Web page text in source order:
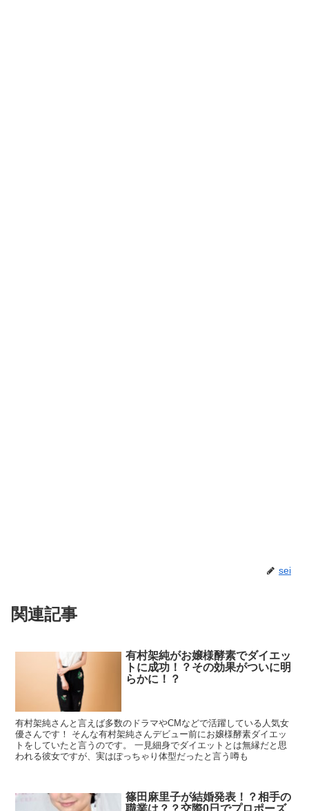
sei
関連記事
有村架純がお嬢様酵素でダイエッ
トに成功！？その効果がついに明
らかに！？
有村架純さんと言えば多数のドラマやCMなどで活躍している人気女
優さんです！ そんな有村架純さんデビュー前にお嬢様酵素ダイエッ
トをしていたと言うのです。 一見細身でダイエットとは無縁だと思
われる彼女ですが、実はぽっちゃり体型だったと言う噂も
篠田麻里子が結婚発表！？相手の
職業は？？交際0日でプロポーズ